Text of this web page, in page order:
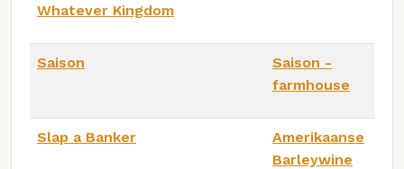
Whatever Kingdom
Saison
Saison -
farmhouse
Slap a Banker
Amerikaanse
Barleywine